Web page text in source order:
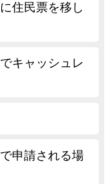
住民票を移し
キャッシュレ
申請される場